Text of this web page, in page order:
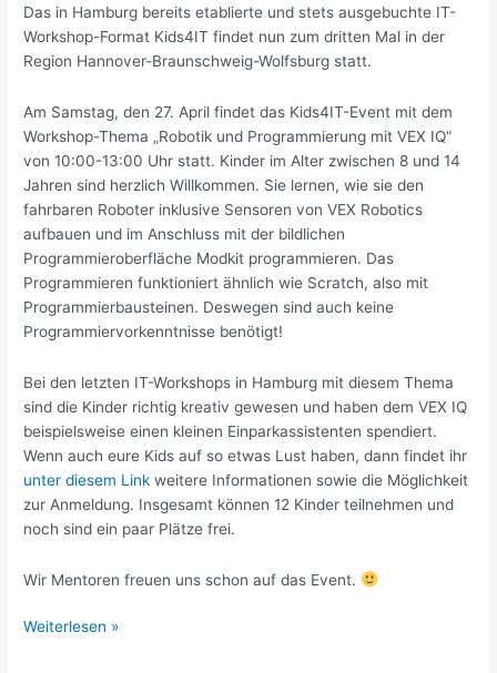
Das in Hamburg bereits etablierte und stets ausgebuchte IT-
Workshop-Format Kids4IT findet nun zum dritten Mal in der
Region Hannover-Braunschweig-Wolfsburg statt.
Am Samstag, den 27. April findet das Kids4IT-Event mit dem
Workshop-Thema „Robotik und Programmierung mit VEX IQ“
von 10:00-13:00 Uhr statt. Kinder im Alter zwischen 8 und 14
Jahren sind herzlich Willkommen. Sie lernen, wie sie den
fahrbaren Roboter inklusive Sensoren von VEX Robotics
aufbauen und im Anschluss mit der bildlichen
Programmieroberfläche Modkit programmieren. Das
Programmieren funktioniert ähnlich wie Scratch, also mit
Programmierbausteinen. Deswegen sind auch keine
Programmiervorkenntnisse benötigt!
Bei den letzten IT-Workshops in Hamburg mit diesem Thema
sind die Kinder richtig kreativ gewesen und haben dem VEX IQ
beispielsweise einen kleinen Einparkassistenten spendiert.
Wenn auch eure Kids auf so etwas Lust haben, dann findet ihr
unter diesem Link weitere Informationen sowie die Möglichkeit
zur Anmeldung. Insgesamt können 12 Kinder teilnehmen und
noch sind ein paar Plätze frei.
Wir Mentoren freuen uns schon auf das Event.
Workshop
Weiterlesen »